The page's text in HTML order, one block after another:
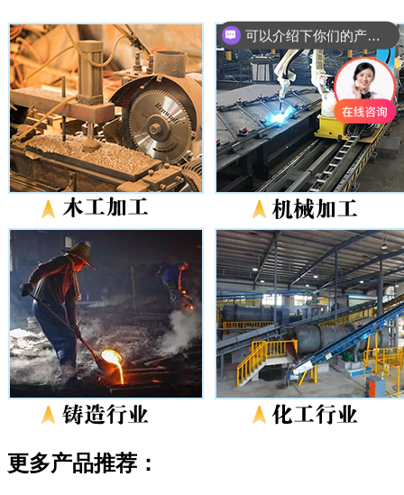
更多产品推荐：
你们是怎么收费的呢